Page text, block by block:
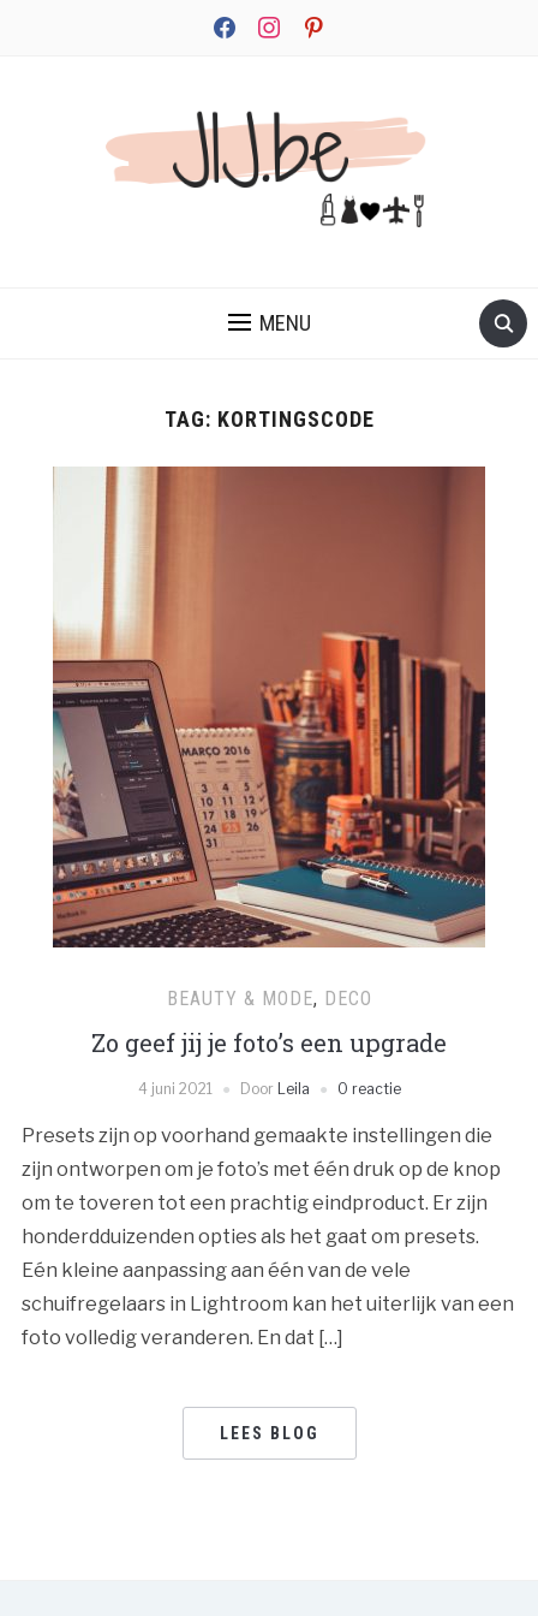
facebookinstagrampinterest
MENU
TAG: KORTINGSCODE
BEAUTY & MODE, DECO
Zo geef jij je foto’s een upgrade
4 juni 2021 Door Leila 0 reactie
Presets zijn op voorhand gemaakte instellingen die
zijn ontworpen om je foto’s met één druk op de knop
om te toveren tot een prachtig eindproduct. Er zijn
honderdduizenden opties als het gaat om presets.
Eén kleine aanpassing aan één van de vele
schuifregelaars in Lightroom kan het uiterlijk van een
foto volledig veranderen. En dat […]
LEES BLOG